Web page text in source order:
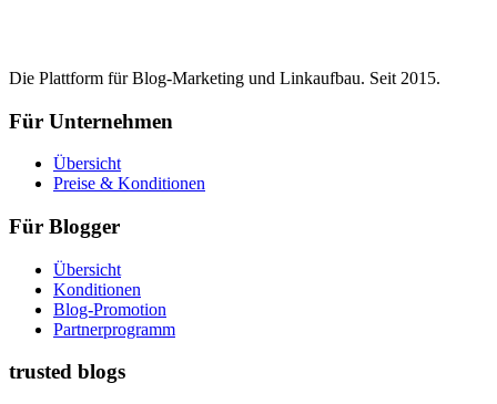
Die Plattform für Blog-Marketing und Linkaufbau. Seit 2015.
Für Unternehmen
Übersicht
Preise & Konditionen
Für Blogger
Übersicht
Konditionen
Blog-Promotion
Partnerprogramm
trusted blogs